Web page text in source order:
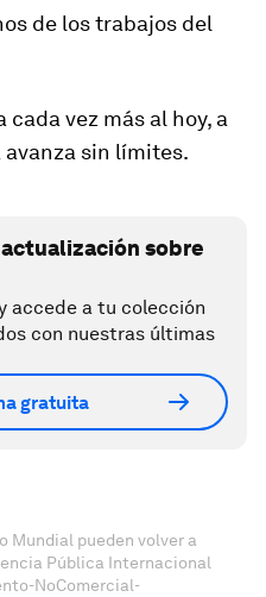
de los trabajos del
cada vez más al hoy, a
sin límites.
sobre
accede a tu colección
con nuestras últimas
gratuita
Mundial pueden volver a
Pública Internacional
NoComercial-